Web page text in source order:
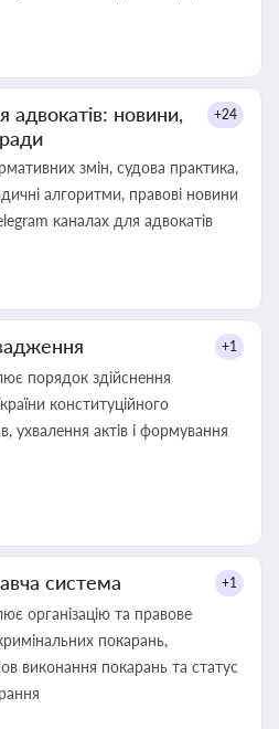
адвокатів: новини,
+24
змін, судова практика,
алгоритми, правові новини
каналах для адвокатів
+1
порядок здійснення
конституційного
ухвалення актів і формування
система +1
організацію та правове
покарань,
виконання покарань та статус